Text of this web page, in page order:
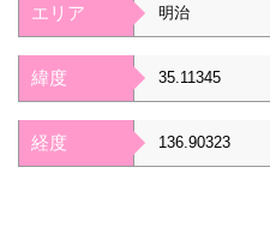
エリア 明治
緯度 35.11345
経度 136.90323